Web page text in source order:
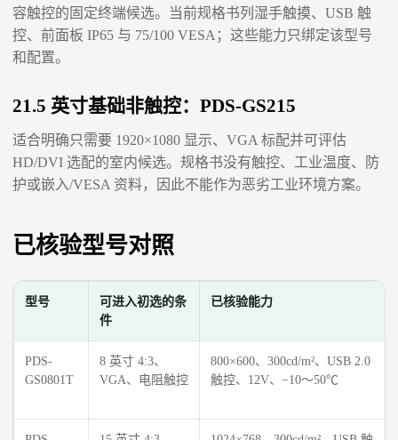
容触控的固定终端候选。当前规格书列湿手触摸、USB 触
控、前面板 IP65 与 75/100 VESA；这些能力只绑定该型号
和配置。
21.5 英寸基础非触控：PDS-GS215
适合明确只需要 1920×1080 显示、VGA 标配并可评估
HD/DVI 选配的室内候选。规格书没有触控、工业温度、防
护或嵌入/VESA 资料，因此不能作为恶劣工业环境方案。
已核验型号对照
型号
可进入初选的条
件
已核验能力
PDS-
GS0801T
8 英寸 4:3、
VGA、电阻触控
800×600、300cd/m²、USB 2.0
触控、12V、−10～50℃